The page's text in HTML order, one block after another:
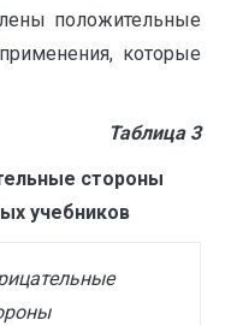
положительные
которые
Таблица 3
стороны
учебников